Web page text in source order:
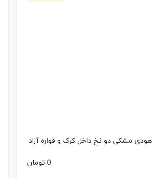
هودی مشکی دو نخ داخل کرک و قواره آزاد
0 تومان